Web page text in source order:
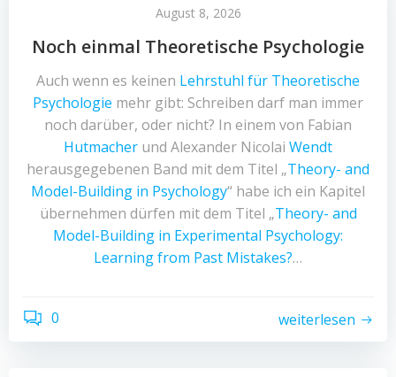
August 8, 2026
Noch einmal Theoretische Psychologie
Auch wenn es keinen Lehrstuhl für Theoretische
Psychologie mehr gibt: Schreiben darf man immer
noch darüber, oder nicht? In einem von Fabian
Hutmacher und Alexander Nicolai Wendt
herausgegebenen Band mit dem Titel „Theory- and
Model-Building in Psychology“ habe ich ein Kapitel
übernehmen dürfen mit dem Titel „Theory- and
Model-Building in Experimental Psychology:
Learning from Past Mistakes?…
0 weiterlesen